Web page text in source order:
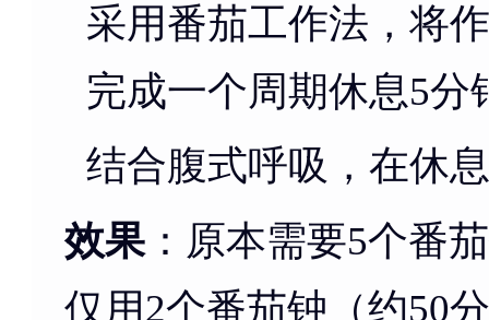
采用番茄工作法，将
完成一个周期休息5分
结合腹式呼吸，在休
效果：原本需要5个番
仅用2个番茄钟（约50